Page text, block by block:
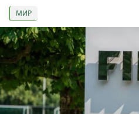
МИР